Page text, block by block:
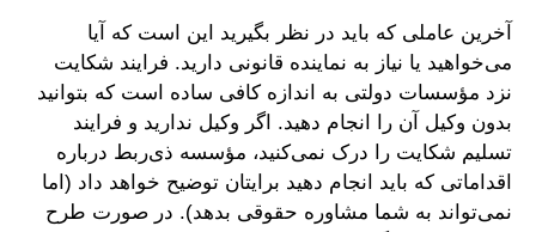
آخرین عاملی که باید در نظر بگیرید این است که آیا
می‌خواهید یا نیاز به نماینده قانونی دارید. فرایند شکایت
نزد مؤسسات دولتی به اندازه کافی ساده است که بتوانید
بدون وکیل آن را انجام دهید. اگر وکیل ندارید و فرایند
تسلیم شکایت را درک نمی‌کنید، مؤسسه ذی‌ربط درباره
اقداماتی که باید انجام دهید برایتان توضیح خواهد داد (اما
نمی‌تواند به شما مشاوره حقوقی بدهد). در صورت طرح